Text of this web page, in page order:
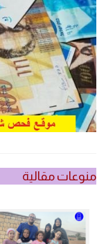
منوعات مقالية